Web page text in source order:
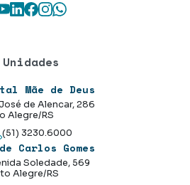
LinkedIn
Facebook
Instagram
WhatsApp
Unidades
Mãe de Deus
de Alencar, 286
Alegre/RS
(51) 3230.6000
Carlos Gomes
Soledade, 569
Alegre/RS